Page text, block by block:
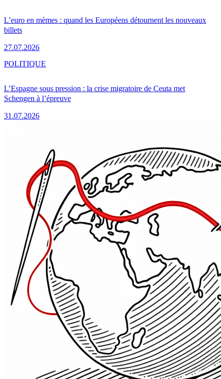
L’euro en mèmes : quand les Européens détournent les nouveaux
billets
27.07.2026
L’Espagne sous pression : la crise migratoire de Ceuta met
Schengen à l’épreuve
31.07.2026
POLITIQUE